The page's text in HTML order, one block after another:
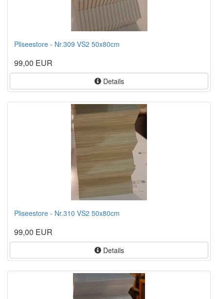
Pliseestore - Nr.309 VS2 50x80cm
99,00 EUR
Details
Pliseestore - Nr.310 VS2 50x80cm
99,00 EUR
Details